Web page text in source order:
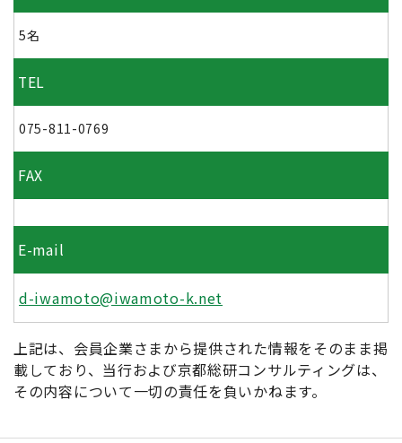
5名
TEL
075-811-0769
FAX
E-mail
d-iwamoto@iwamoto-k.net
上記は、会員企業さまから提供された情報をそのまま掲
載しており、当行および京都総研コンサルティングは、
その内容について一切の責任を負いかねます。